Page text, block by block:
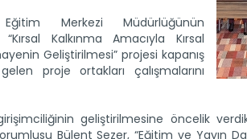
Eğitim Merkezi Müdürlüğünün
Kalkınma Amacıyla Kırsal
Geliştirilmesi” projesi kapanış
proje ortakları çalışmalarını
geliştirilmesine öncelik
Bülent Sezer, “Eğitim ve Yayın